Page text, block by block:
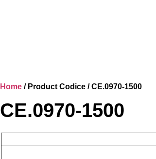
Home / Product Codice / CE.0970-1500
CE.0970-1500